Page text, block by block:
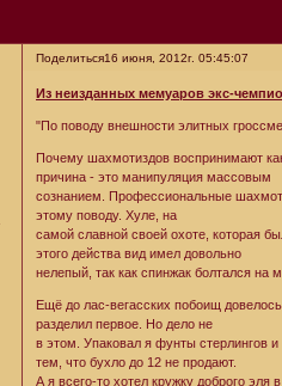
Поделиться16 июня, 2012г. 05:45:07
Из неизданных мемуаров экс-
"По поводу внешности элитных
Почему шахмотиздов воспринимают
причина - это манипуляция массовым
сознанием. Профессиональные
этому поводу. Хуле, на
самой славной своей охоте, которая
этого действа вид имел довольно
нелепый, так как спинжак болтался на
Ещё до лас-вегасских побоищ
разделил первое. Но дело не
в этом. Упаковал я фунты стерлингов
тем, что бухло до 12 не продают.
А я всего-то хотел кружку доброго